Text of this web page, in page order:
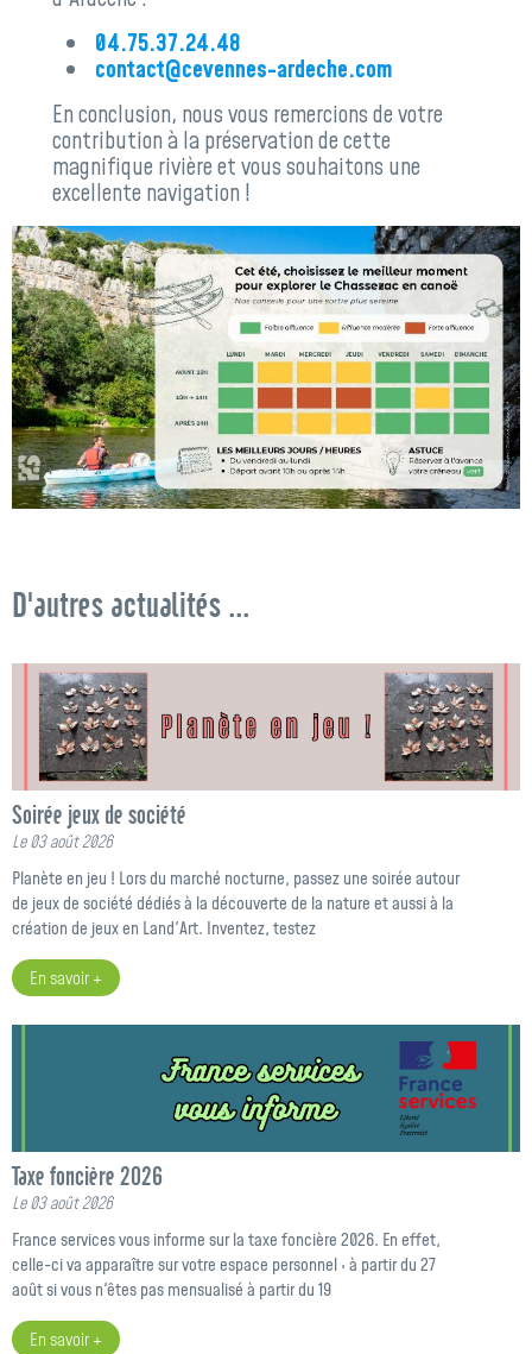
04.75.37.24.48
contact@cevennes-ardeche.com
En conclusion, nous vous remercions de votre
contribution à la préservation de cette
magnifique rivière et vous souhaitons une
excellente navigation !
D'autres actualités ...
Soirée jeux de société
Le 03 août 2026
Planète en jeu ! Lors du marché nocturne, passez une soirée autour
de jeux de société dédiés à la découverte de la nature et aussi à la
création de jeux en Land'Art. Inventez, testez
En savoir +
Taxe foncière 2026
Le 03 août 2026
France services vous informe sur la taxe foncière 2026. En effet,
celle-ci va apparaître sur votre espace personnel : à partir du 27
août si vous n'êtes pas mensualisé à partir du 19
En savoir +